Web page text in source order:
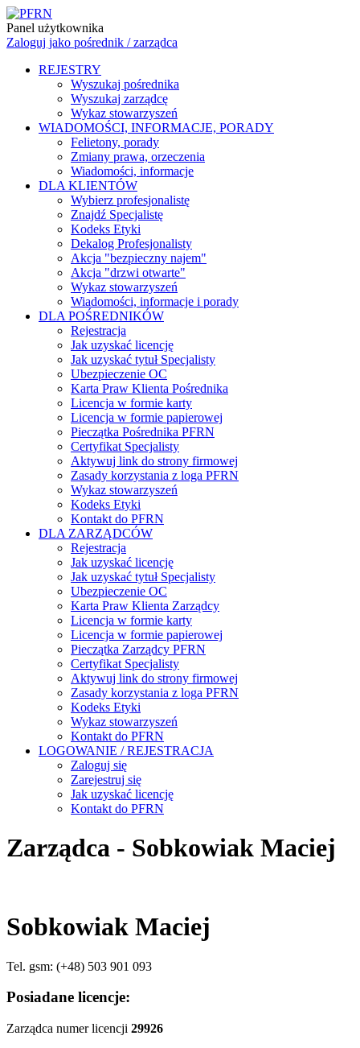
Panel użytkownika
Zaloguj jako pośrednik / zarządca
REJESTRY
Wyszukaj pośrednika
Wyszukaj zarządcę
Wykaz stowarzyszeń
WIADOMOŚCI, INFORMACJE, PORADY
Felietony, porady
Zmiany prawa, orzeczenia
Wiadomości, informacje
DLA KLIENTÓW
Wybierz profesjonalistę
Znajdź Specjalistę
Kodeks Etyki
Dekalog Profesjonalisty
Akcja "bezpieczny najem"
Akcja "drzwi otwarte"
Wykaz stowarzyszeń
Wiadomości, informacje i porady
DLA POŚREDNIKÓW
Rejestracja
Jak uzyskać licencję
Jak uzyskać tytuł Specjalisty
Ubezpieczenie OC
Karta Praw Klienta Pośrednika
Licencja w formie karty
Licencja w formie papierowej
Pieczątka Pośrednika PFRN
Certyfikat Specjalisty
Aktywuj link do strony firmowej
Zasady korzystania z loga PFRN
Wykaz stowarzyszeń
Kodeks Etyki
Kontakt do PFRN
DLA ZARZĄDCÓW
Rejestracja
Jak uzyskać licencję
Jak uzyskać tytuł Specjalisty
Ubezpieczenie OC
Karta Praw Klienta Zarządcy
Licencja w formie karty
Licencja w formie papierowej
Pieczątka Zarządcy PFRN
Certyfikat Specjalisty
Aktywuj link do strony firmowej
Zasady korzystania z loga PFRN
Kodeks Etyki
Wykaz stowarzyszeń
Kontakt do PFRN
LOGOWANIE / REJESTRACJA
Zaloguj się
Zarejestruj się
Jak uzyskać licencję
Kontakt do PFRN
Zarządca - Sobkowiak Maciej
Sobkowiak Maciej
Tel. gsm: (+48) 503 901 093
Posiadane licencje:
Zarządca numer licencji 29926